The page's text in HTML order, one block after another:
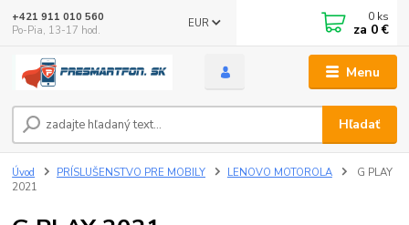
Menu
EUR
Hľadať
+421 911 010 560
Po-Pia, 13-17 hod.
0 ks
za 0 €
Úvod PRÍSLUŠENSTVO PRE MOBILY LENOVO MOTOROLA
G PLAY
2021